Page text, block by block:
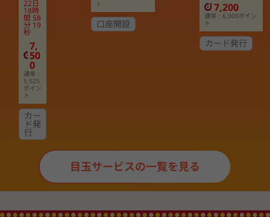
22日
18時
間 58
分 18
秒
7,
50
0
通常：
5,525
ポイン
ト
カー
ド発
行
ト
口座開設
7,200
通常：6,000ポイン
ト
カード発行
目玉サービスの一覧を見る